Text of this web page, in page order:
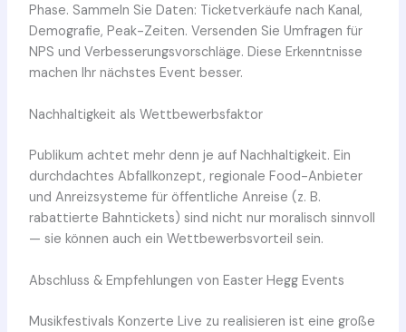
Phase. Sammeln Sie Daten: Ticketverkäufe nach Kanal,
Demografie, Peak-Zeiten. Versenden Sie Umfragen für
NPS und Verbesserungsvorschläge. Diese Erkenntnisse
machen Ihr nächstes Event besser.
Nachhaltigkeit als Wettbewerbsfaktor
Publikum achtet mehr denn je auf Nachhaltigkeit. Ein
durchdachtes Abfallkonzept, regionale Food-Anbieter
und Anreizsysteme für öffentliche Anreise (z. B.
rabattierte Bahntickets) sind nicht nur moralisch sinnvoll
— sie können auch ein Wettbewerbsvorteil sein.
Abschluss & Empfehlungen von Easter Hegg Events
Musikfestivals Konzerte Live zu realisieren ist eine große